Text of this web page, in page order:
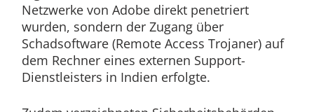
Netzwerke von Adobe direkt penetriert
wurden, sondern der Zugang über
Schadsoftware (Remote Access Trojaner) auf
dem Rechner eines externen Support-
Dienstleisters in Indien erfolgte.